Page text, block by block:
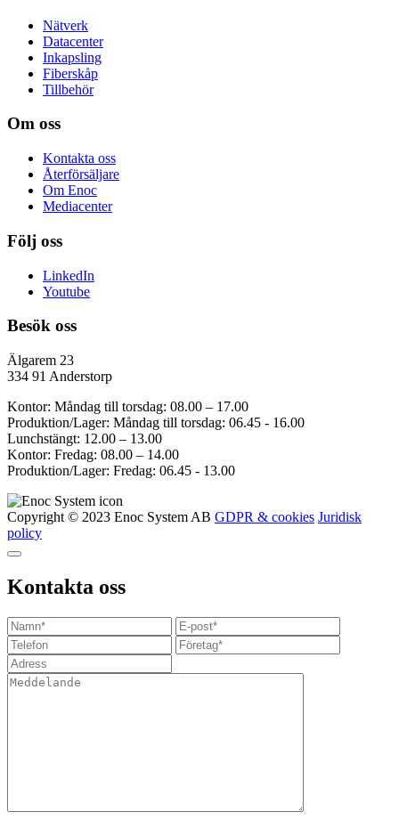
Nätverk
Datacenter
Inkapsling
Fiberskåp
Tillbehör
Om oss
Kontakta oss
Återförsäljare
Om Enoc
Mediacenter
Följ oss
LinkedIn
Youtube
Besök oss
Älgarem 23
334 91 Anderstorp
Kontor: Måndag till torsdag: 08.00 – 17.00
Produktion/Lager: Måndag till torsdag: 06.45 - 16.00
Lunchstängt: 12.00 – 13.00
Kontor: Fredag: 08.00 – 14.00
Produktion/Lager: Fredag: 06.45 - 13.00
Copyright © 2023 Enoc System AB GDPR & cookies Juridisk
policy
Kontakta oss